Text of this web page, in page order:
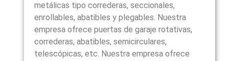
metálicas tipo correderas, seccionales,
enrollables, abatibles y plegables. Nuestra
empresa ofrece puertas de garaje rotativas,
correderas, abatibles, semicirculares,
telescópicas, etc. Nuestra empresa ofrece